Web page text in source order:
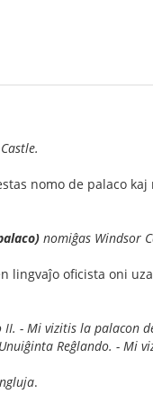
nomo de palaco
nomiĝas Windsor
lingvaĵo oficista oni
- Mi vizitis la palacon
Reĝlando. - Mi
.